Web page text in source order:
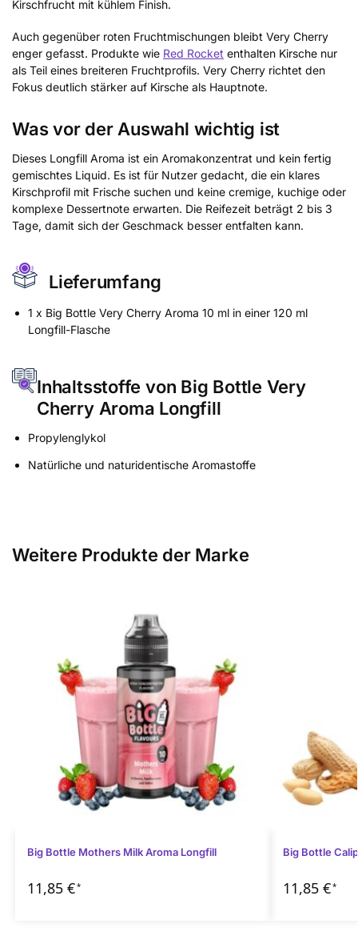
Kirschfrucht mit kühlem Finish.
Auch gegenüber roten Fruchtmischungen bleibt Very Cherry
enger gefasst. Produkte wie Red Rocket enthalten Kirsche nur
als Teil eines breiteren Fruchtprofils. Very Cherry richtet den
Fokus deutlich stärker auf Kirsche als Hauptnote.
Was vor der Auswahl wichtig ist
Dieses Longfill Aroma ist ein Aromakonzentrat und kein fertig
gemischtes Liquid. Es ist für Nutzer gedacht, die ein klares
Kirschprofil mit Frische suchen und keine cremige, kuchige oder
komplexe Dessertnote erwarten. Die Reifezeit beträgt 2 bis 3
Tage, damit sich der Geschmack besser entfalten kann.
Lieferumfang
1 x Big Bottle Very Cherry Aroma 10 ml in einer 120 ml
Longfill-Flasche
Inhaltsstoffe von Big Bottle Very
Cherry Aroma Longfill
Propylenglykol
Natürliche und naturidentische Aromastoffe
Weitere Produkte der Marke
Big Bottle Mothers Milk Aroma Longfill
11,85 €*
Big Bottle
11,85 €*